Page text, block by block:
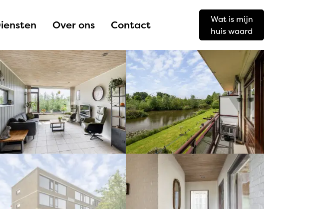
Over ons Contact
Wat is mijn
huis waard